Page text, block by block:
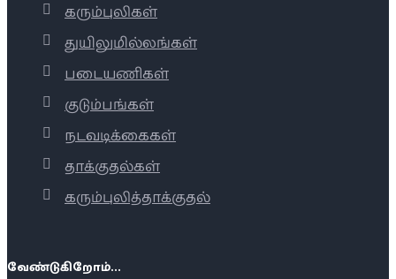
கரும்புலிகள்
துயிலுமில்லங்கள்
படையணிகள்
குடும்பங்கள்
நடவடிக்கைகள்
தாக்குதல்கள்
கரும்புலித்தாக்குதல்
வேண்டுகிறோம்...